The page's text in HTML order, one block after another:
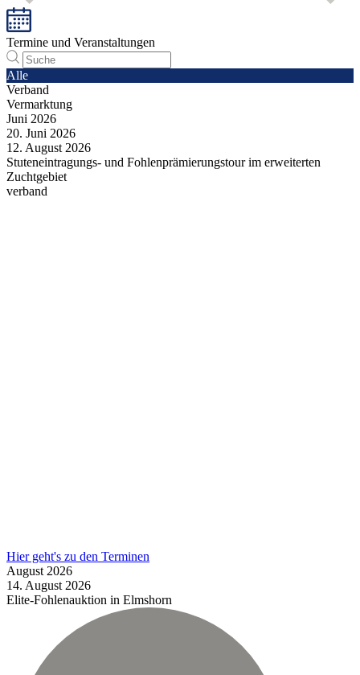
Termine und Veranstaltungen
Alle
Verband
Vermarktung
Juni 2026
20. Juni 2026
12. August 2026
Stuteneintragungs- und Fohlenprämierungstour im erweiterten
Zuchtgebiet
verband
Hier geht's zu den Terminen
August 2026
14. August 2026
Elite-Fohlenauktion in Elmshorn